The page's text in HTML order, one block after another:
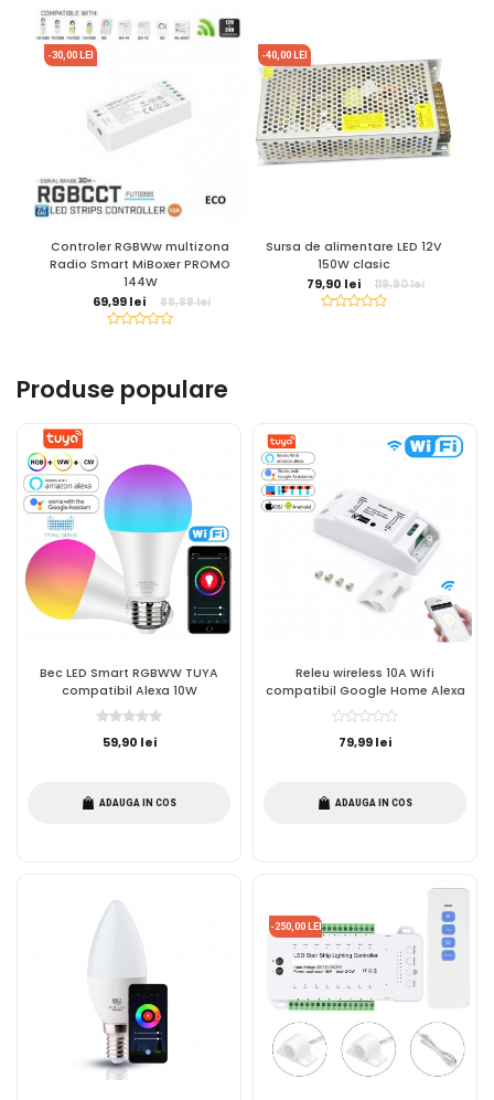
-30,00 LEI
Controler RGBWw multizona
Radio Smart MiBoxer PROMO
144W
69,99 lei
99,99 lei
-40,00 LEI
Sursa de alimentare LED 12V
150W clasic
79,90 lei
119,90 lei
Produse populare
Bec LED Smart RGBWW TUYA
compatibil Alexa 10W
59,90 lei
ADAUGA IN COS
Releu wireless 10A Wifi
compatibil Google Home Alexa
79,99 lei
ADAUGA IN COS
-250,00 LEI